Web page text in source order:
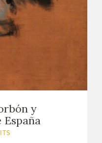
y
España